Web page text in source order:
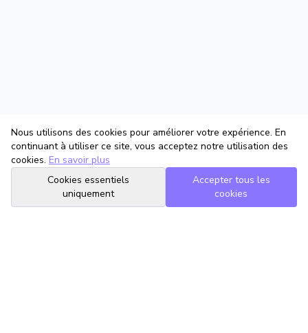
Nous utilisons des cookies pour améliorer votre expérience. En
continuant à utiliser ce site, vous acceptez notre utilisation des
cookies. En savoir plus
Cookies essentiels
uniquement
Accepter tous les
cookies